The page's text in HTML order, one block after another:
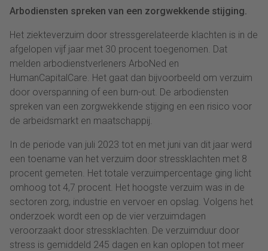
Arbodiensten spreken van een zorgwekkende stijging.
Het ziekteverzuim door stressgerelateerde klachten is in de
afgelopen vijf jaar met 30 procent toegenomen. Dat
melden arbodienstverleners ArboNed en
HumanCapitalCare. Het gaat dan bijvoorbeeld om verzuim
door overspanning of een burn-out. De arbodiensten
spreken van een zorgwekkende stijging en een risico voor
de arbeidsmarkt en maatschappij.
In de periode van juli 2023 tot en met juni van dit jaar werd
een toename van het verzuim door stressklachten met 8
procent gemeten. Het totale verzuimpercentage ging licht
omhoog tot 4,7 procent. Het hoogste verzuim was in de
sectoren zorg, industrie en vervoer en opslag. Volgens het
onderzoek wordt een op de vier verzuimdagen
veroorzaakt door stressklachten. De verzuimduur door
stress is gemiddeld 245 dagen en kan oplopen tot meer